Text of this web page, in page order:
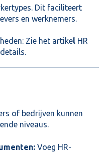
Dit faciliteert
en werknemers.
Zie het artikel HR
of bedrijven kunnen
niveaus.
Voeg HR-